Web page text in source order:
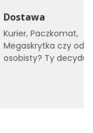
Dostawa
Kurier, Paczkomat,
Megaskrytka czy
osobisty? Ty